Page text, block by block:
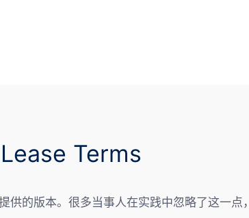
Terms
供的版本。很多当事人在实践中忽略了这一点